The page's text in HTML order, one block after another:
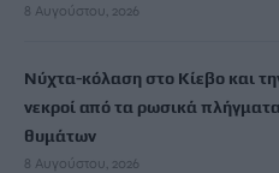
8 Αυγούστου, 2026
Νύχτα-κόλαση στο Κίεβο και
νεκροί από τα ρωσικά
θυμάτων
8 Αυγούστου, 2026